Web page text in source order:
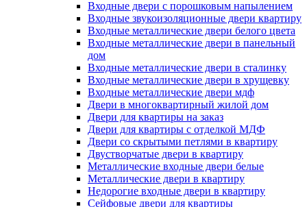
Входные двери с порошковым напылением
Входные звукоизоляционные двери квартиру
Входные металлические двери белого цвета
Входные металлические двери в панельный
дом
Входные металлические двери в сталинку
Входные металлические двери в хрущевку
Входные металлические двери мдф
Двери в многоквартирный жилой дом
Двери для квартиры на заказ
Двери для квартиры с отделкой МДФ
Двери со скрытыми петлями в квартиру
Двустворчатые двери в квартиру
Металлические входные двери белые
Металлические двери в квартиру
Недорогие входные двери в квартиру
Сейфовые двери для квартиры